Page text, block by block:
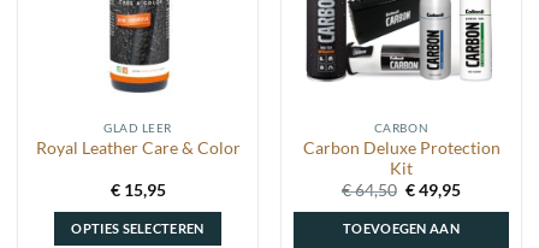
GLAD LEER
Royal Leather Care & Color
€15,95
OPTIES SELECTEREN
CARBON
Carbon Deluxe Protection
Kit
€64,50 Oorspronkelijke
prijs
was:
€ 64,50.
€49,95Huidige
TOEVOEGEN AAN